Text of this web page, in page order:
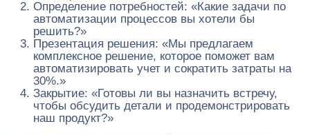
Определение потребностей: «Какие задачи по
автоматизации процессов вы хотели бы
решить?»
Презентация решения: «Мы предлагаем
комплексное решение, которое поможет вам
автоматизировать учет и сократить затраты на
30%.»
Закрытие: «Готовы ли вы назначить встречу,
чтобы обсудить детали и продемонстрировать
наш продукт?»